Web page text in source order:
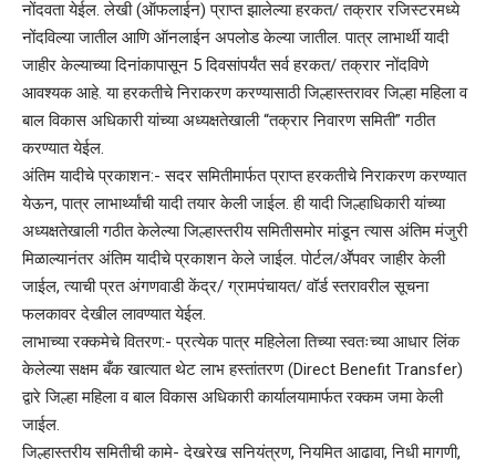
नोंदवता येईल. लेखी (ऑफलाईन) प्राप्त झालेल्या हरकत/ तक्रार रजिस्टरमध्ये
नोंदविल्या जातील आणि ऑनलाईन अपलोड केल्या जातील. पात्र लाभार्थी यादी
जाहीर केल्याच्या दिनांकापासून 5 दिवसांपर्यंत सर्व हरकत/ तक्रार नोंदविणे
आवश्यक आहे. या हरकतीचे निराकरण करण्यासाठी जिल्हास्तरावर जिल्हा महिला व
बाल विकास अधिकारी यांच्या अध्यक्षतेखाली “तक्रार निवारण समिती” गठीत
करण्यात येईल.
अंतिम यादीचे प्रकाशन:- सदर समितीमार्फत प्राप्त हरकतीचे निराकरण करण्यात
येऊन, पात्र लाभार्थ्यांची यादी तयार केली जाईल. ही यादी जिल्हाधिकारी यांच्या
अध्यक्षतेखाली गठीत केलेल्या जिल्हास्तरीय समितीसमोर मांडून त्यास अंतिम मंजुरी
मिळाल्यानंतर अंतिम यादीचे प्रकाशन केले जाईल. पोर्टल/अॕपवर जाहीर केली
जाईल, त्याची प्रत अंगणवाडी केंद्र/ ग्रामपंचायत/ वॉर्ड स्तरावरील सूचना
फलकावर देखील लावण्यात येईल.
लाभाच्या रक्कमेचे वितरण:- प्रत्येक पात्र महिलेला तिच्या स्वतःच्या आधार लिंक
केलेल्या सक्षम बँक खात्यात थेट लाभ हस्तांतरण (Direct Benefit Transfer)
द्वारे जिल्हा महिला व बाल विकास अधिकारी कार्यालयामार्फत रक्कम जमा केली
जाईल.
जिल्हास्तरीय समितीची कामे- देखरेख सनियंत्रण, नियमित आढावा, निधी मागणी,